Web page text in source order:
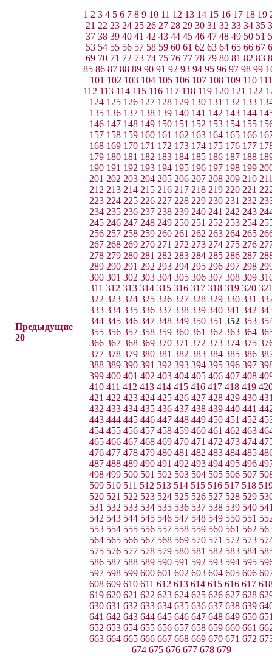
Предыдущие
20
1 2 3 4 5 6 7 8 9 10 11 12 13 14 15 16 17 18 19
21 22 23 24 25 26 27 28 29 30 31 32 33 34 35
37 38 39 40 41 42 43 44 45 46 47 48 49 50 51
53 54 55 56 57 58 59 60 61 62 63 64 65 66 67
69 70 71 72 73 74 75 76 77 78 79 80 81 82 83
85 86 87 88 89 90 91 92 93 94 95 96 97 98 99
101 102 103 104 105 106 107 108 109 110 111
112 113 114 115 116 117 118 119 120 121 122
124 125 126 127 128 129 130 131 132 133
135 136 137 138 139 140 141 142 143 144
146 147 148 149 150 151 152 153 154 155
157 158 159 160 161 162 163 164 165 166
168 169 170 171 172 173 174 175 176 177
179 180 181 182 183 184 185 186 187 188
190 191 192 193 194 195 196 197 198 199
201 202 203 204 205 206 207 208 209 210
212 213 214 215 216 217 218 219 220 221
223 224 225 226 227 228 229 230 231 232
234 235 236 237 238 239 240 241 242 243
245 246 247 248 249 250 251 252 253 254
256 257 258 259 260 261 262 263 264 265
267 268 269 270 271 272 273 274 275 276
278 279 280 281 282 283 284 285 286 287
289 290 291 292 293 294 295 296 297 298
300 301 302 303 304 305 306 307 308 309
311 312 313 314 315 316 317 318 319 320
322 323 324 325 326 327 328 329 330 331
333 334 335 336 337 338 339 340 341 342
344 345 346 347 348 349 350 351 352 353
355 356 357 358 359 360 361 362 363 364
366 367 368 369 370 371 372 373 374 375
377 378 379 380 381 382 383 384 385 386
388 389 390 391 392 393 394 395 396 397
399 400 401 402 403 404 405 406 407 408
410 411 412 413 414 415 416 417 418 419
421 422 423 424 425 426 427 428 429 430
432 433 434 435 436 437 438 439 440 441
443 444 445 446 447 448 449 450 451 452
454 455 456 457 458 459 460 461 462 463
465 466 467 468 469 470 471 472 473 474
476 477 478 479 480 481 482 483 484 485
487 488 489 490 491 492 493 494 495 496
498 499 500 501 502 503 504 505 506 507
509 510 511 512 513 514 515 516 517 518
520 521 522 523 524 525 526 527 528 529
531 532 533 534 535 536 537 538 539 540
542 543 544 545 546 547 548 549 550 551
553 554 555 556 557 558 559 560 561 562
564 565 566 567 568 569 570 571 572 573
575 576 577 578 579 580 581 582 583 584
586 587 588 589 590 591 592 593 594 595
597 598 599 600 601 602 603 604 605 606
608 609 610 611 612 613 614 615 616 617
619 620 621 622 623 624 625 626 627 628
630 631 632 633 634 635 636 637 638 639
641 642 643 644 645 646 647 648 649 650
652 653 654 655 656 657 658 659 660 661
663 664 665 666 667 668 669 670 671 672
674 675 676 677 678 679